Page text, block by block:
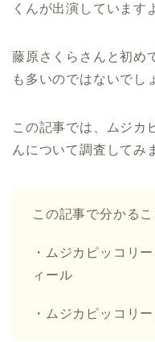
くんが出演しています
藤原さくらさんと初め
も多いのではないでし
この記事では、ムジカ
んについて調査してみ
この記事で分かるこ
・ムジカピッコリ
ィール
・ムジカピッコリ